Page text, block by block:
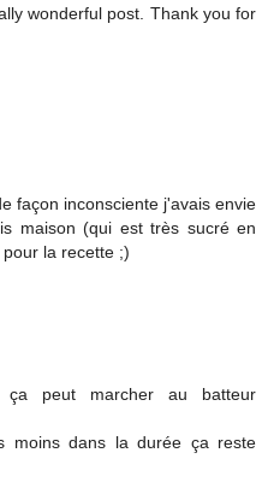
wonderful post. Thank you for
façon inconsciente j'avais envie
maison (qui est très sucré en
la recette ;)
peut marcher au batteur
moins dans la durée ça reste